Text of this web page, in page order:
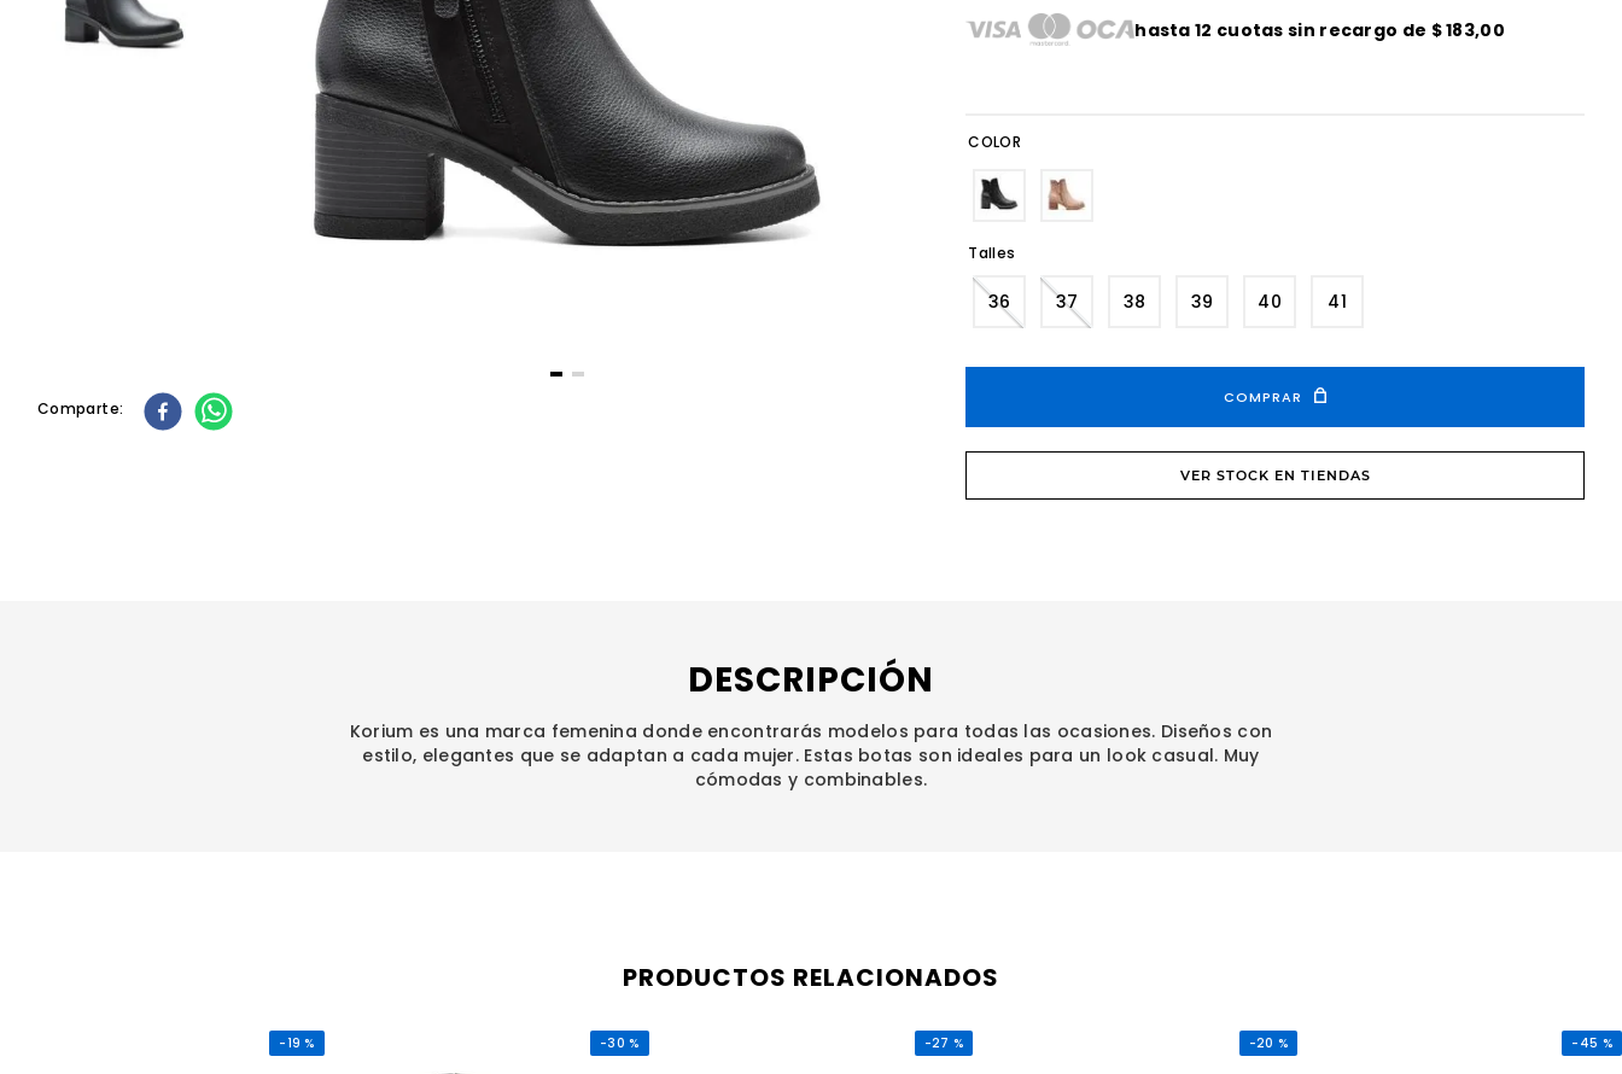
Comparte
hasta12 cuotas sin recargo de $183,00
COLOR
Talles
36 37 38 39 40 41
COMPRAR
VER STOCK EN TIENDAS
DESCRIPCIÓN
Korium es una marca femenina donde encontrarás modelos para todas las ocasiones. Diseños con
estilo, elegantes que se adaptan a cada mujer. Estas botas son ideales para un look casual. Muy
cómodas y combinables.
PRODUCTOS RELACIONADOS
-19 % -30 % -27 % -20 % - 45 %
10. cartera